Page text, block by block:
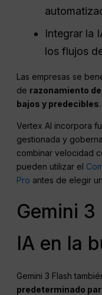
Integrar la
los flujos
Las empresas se
de razonamiento
bajos y predecibles.
Vertex AI incorpora
gestionada y
combinar velocidad
pueden utilizar el
Pro antes de elegir
Gemini 3
IA en la
Gemini 3 Flash
predeterminado